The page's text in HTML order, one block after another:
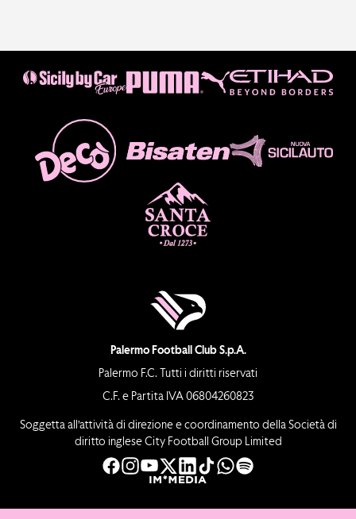
Palermo Football Club S.p.A.
Palermo F.C. Tutti i diritti riservati
C.F. e Partita IVA 06804260823
Soggetta all’attività di direzione e coordinamento della Società di
diritto inglese City Football Group Limited